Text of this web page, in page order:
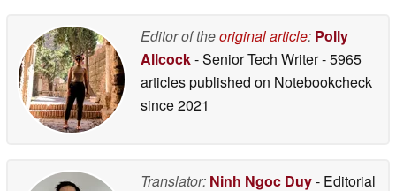
Editor of theoriginal article: Polly
Allcock- Senior Tech Writer- 5965
articles published on Notebookcheck
since 2021
Translator: Ninh Ngoc Duy- Editorial